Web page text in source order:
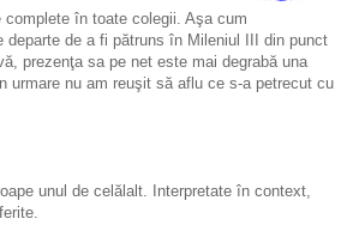
în toate colegii. Aşa cum
departe de a fi pătruns în Mileniul III din punct
prezenţa sa pe net este mai degrabă una
urmare nu am reuşit să aflu ce s-a petrecut cu
unul de celălalt. Interpretate în context,